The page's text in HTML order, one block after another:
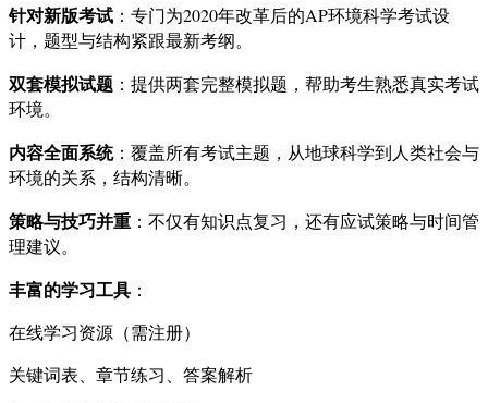
针对新版考试 ：专门为2020年改革后的AP环境科学考试设
计，题型与结构紧跟最新考纲。
双套模拟试题 ：提供两套完整模拟题，帮助考生熟悉真实考试
环境。
内容全面系统：覆盖所有考试主题，从地球科学到人类社会与
环境的关系，结构清晰。
策略与技巧并重 ：不仅有知识点复习，还有应试策略与时间管
理建议。
丰富的学习工具 ：
在线学习资源（需注册）
关键词表、章节练习、答案解析